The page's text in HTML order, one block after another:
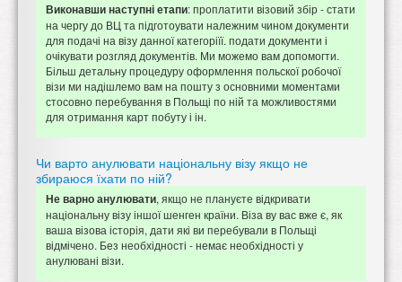
Виконавши наступні етапи: проплатити візовий збір - стати
на чергу до ВЦ та підготоувати належним чином документи
для подачі на візу данної категоріїї. подати документи і
очікувати розгляд документів. Ми можемо вам допомогти.
Більш детальну процедуру оформлення польскої робочої
візи ми надішлемо вам на пошту з основними моментами
стосовно перебування в Польщі по ній та можливостями
для отримання карт побуту і ін.
Чи варто анулювати національну візу якщо не
збираюся їхати по ній?
Не варно анулювати, якщо не плануєте відкривати
національну візу іншої шенген країни. Віза ву вас вже є, як
ваша візова історія, дати які ви перебували в Польщі
відмічено. Без необхідності - немає необхідності у
анулювані візи.